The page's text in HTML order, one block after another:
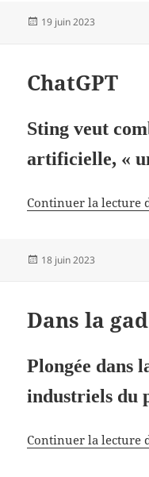
Publié
19 juin 2023
ChatGPT
Sting veut
artificielle, «
Continuer la lecture
Publié
18 juin 2023
Dans la
Plongée dans
industriels du
Continuer la lecture